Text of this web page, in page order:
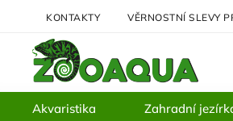
KONTAKTY VĚRNOSTNÍ SLEVY
Akvaristika Zahradní